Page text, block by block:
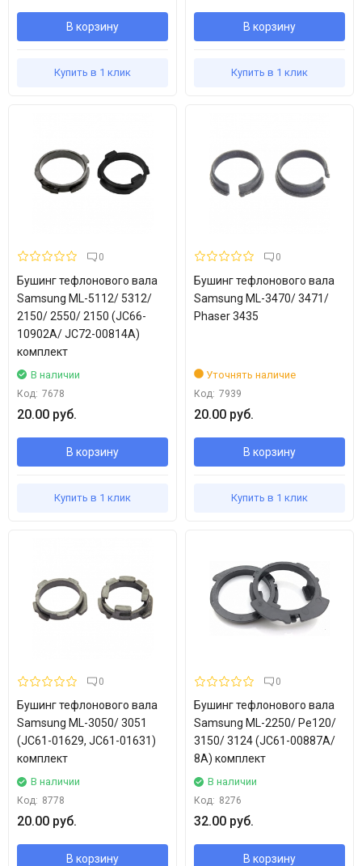
В корзину
Купить в 1 клик
В корзину
Купить в 1 клик
0
Бушинг тефлонового вала
Samsung ML-5112/ 5312/
2150/ 2550/ 2150 (JC66-
10902A/ JC72-00814A)
комплект
В наличии
Код: 7678
20.00 руб.
В корзину
Купить в 1 клик
0
Бушинг тефлонового вала
Samsung ML-3470/ 3471/
Phaser 3435
Уточнять наличие
Код: 7939
20.00 руб.
В корзину
Купить в 1 клик
0
Бушинг тефлонового вала
Samsung ML-3050/ 3051
(JC61-01629, JC61-01631)
комплект
В наличии
Код: 8778
20.00 руб.
В корзину
0
Бушинг тефлонового вала
Samsung ML-2250/ Pe120/
3150/ 3124 (JC61-00887A/
8A) комплект
В наличии
Код: 8276
32.00 руб.
В корзину